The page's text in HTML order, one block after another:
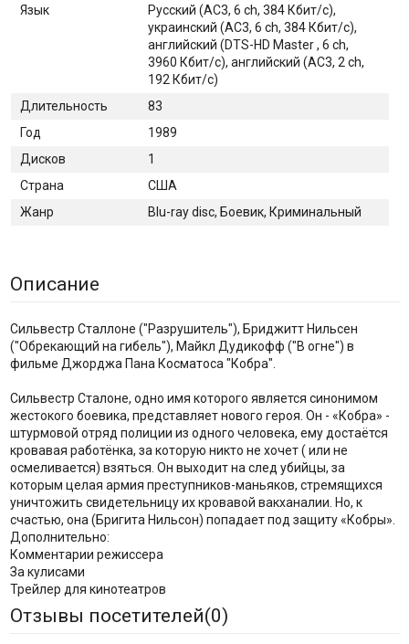
Язык
Русский (AC3, 6 ch, 384 Кбит/с),
украинский (AC3, 6 ch, 384 Кбит/с),
английский (DTS-HD Master , 6 ch,
3960 Кбит/с), английский (AC3, 2 ch,
192 Кбит/с)
Длительность
83
Год
1989
Дисков
1
Страна
США
Жанр
Blu-ray disc, Боевик, Криминальный
Описание
Сильвестр Сталлоне ("Разрушитель"), Бриджитт Нильсен
("Обрекающий на гибель"), Майкл Дудикофф ("В огне") в
фильме Джорджа Пана Косматоса "Кобра".
Сильвестр Сталоне, одно имя которого является синонимом
жестокого боевика, представляет нового героя. Он - «Кобра» -
штурмовой отряд полиции из одного человека, ему достаётся
кровавая работёнка, за которую никто не хочет ( или не
осмеливается) взяться. Он выходит на след убийцы, за
которым целая армия преступников-маньяков, стремящихся
уничтожить свидетельницу их кровавой вакханалии. Но, к
счастью, она (Бригита Нильсон) попадает под защиту «Кобры».
Дополнительно:
Комментарии режиссера
За кулисами
Трейлер для кинотеатров
Отзывы посетителей(0)